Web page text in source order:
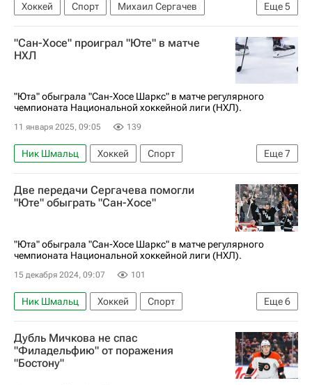
Еще5
Хоккей Спорт
Михаил Сергачев
Клейтон Келлер
Карел Веймелка
Юта Маммот
Тампа-Бэй Лайтнинг
"Сан-Хосе" проиграл "Юте" в матче
НХЛ
"Юта" обыграла "Сан-Хосе Шаркс" в матче регулярного
чемпионата Национальной хоккейной лиги (НХЛ).
11 января 2025, 09:05 139
Еще7
Ник Шмальц Хоккей
Спорт
Национальная хоккейная лига (НХЛ)
Барретт Хэйтон
Фабиан Зеттерлунд
Сан-Хосе Шаркс
Солт-Лейк-Сити
Две передачи Сергачева помогли
"Юте" обыграть "Сан-Хосе"
"Юта" обыграла "Сан-Хосе Шаркс" в матче регулярного
чемпионата Национальной хоккейной лиги (НХЛ).
15 декабря 2024, 09:07 101
Еще6
Ник Шмальц Хоккей
Спорт
Клейтон Келлер
Михаил Сергачев
Юта Маммот
Сан-Хосе Шаркс
Бостон Брюинз
Дубль Мичкова не спас
"Филадельфию" от поражения
"Бостону"